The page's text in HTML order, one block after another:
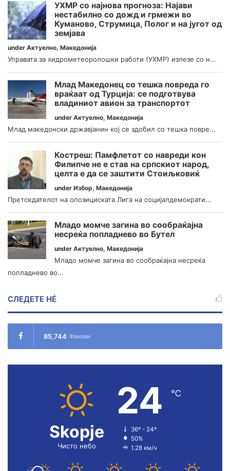
УХМР со најнова прогноза: Најави
нестабилно со дожд и грмежи во
Куманово, Струмица, Полог и на југот од
земјава
under Актуелно, Македонија
Управата за хидрометеоролошки работи (УХМР) излезе со н...
Млад Македонец со тешка повреда го
враќаат од Турција: се подготвува
владиниот авион за транспортот
under Актуелно, Македонија
Млад македонски државјанин кој се здобил со тешка повре...
Костреш: Памфлетот со навреди кон
Филипче не е став на српскиот народ,
целта е да се заштити Стоиљковиќ
under Избор, Македонија
Претседателот на опозициската Лига на социјалдемократи...
Младо момче загина во сообраќајна
несреќа попладнево во Бутел
under Актуелно, Македонија
Младо момче загина во сообраќајна несреќа
попладнево во...
СЛЕДЕТЕ НÉ
85,744 Фанови
Skopje
Чисто небо
24 ℃
36º - 24º
50%
1.28 км/ч